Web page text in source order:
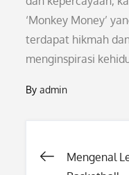
‘Monkey Money’
terdapat hikmah
menginspirasi
Byadmin
Post
Mengenal